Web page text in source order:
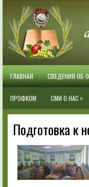
ГЛАВНАЯ СВЕДЕНИЯ ОБ
ПРОФКОМ СМИ О НАС »
Подготовка к